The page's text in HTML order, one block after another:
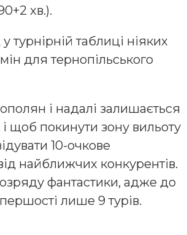
хв.).
турнірній таблиці ніяких
для тернопільського
і надалі залишається
щоб покинути зону вильоту
10-очкове
найближчих конкурентів.
фантастики, адже до
лише 9 турів.